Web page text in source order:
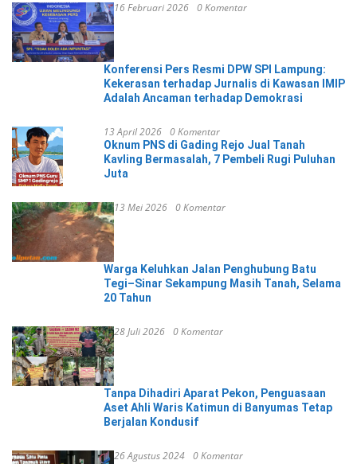
16 Februari 2026 0 Komentar
Konferensi Pers Resmi DPW SPI Lampung:
Kekerasan terhadap Jurnalis di Kawasan IMIP
Adalah Ancaman terhadap Demokrasi
13 April 2026 0 Komentar
Oknum PNS di Gading Rejo Jual Tanah
Kavling Bermasalah, 7 Pembeli Rugi Puluhan
Juta
13 Mei 2026 0 Komentar
Warga Keluhkan Jalan Penghubung Batu
Tegi–Sinar Sekampung Masih Tanah, Selama
20 Tahun
28 Juli 2026 0 Komentar
Tanpa Dihadiri Aparat Pekon, Penguasaan
Aset Ahli Waris Katimun di Banyumas Tetap
Berjalan Kondusif
26 Agustus 2024 0 Komentar